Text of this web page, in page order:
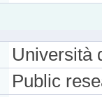
Università
Public